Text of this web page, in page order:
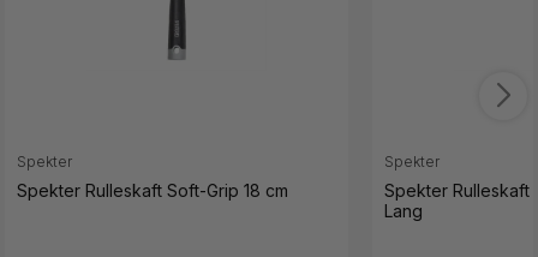
Spekter
Spekter Rulleskaft Soft-Grip 18 cm
Spekter
Spekter Rulleskaft
Lang